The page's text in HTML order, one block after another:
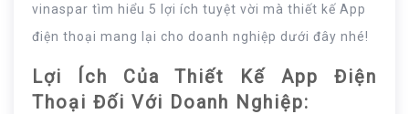
vinaspar tìm hiểu 5 lợi ích tuyệt vời mà thiết kế App
điện thoại mang lại cho doanh nghiệp dưới đây nhé!
Lợi Ích Của Thiết Kế App Điện
Thoại Đối Với Doanh Nghiệp: